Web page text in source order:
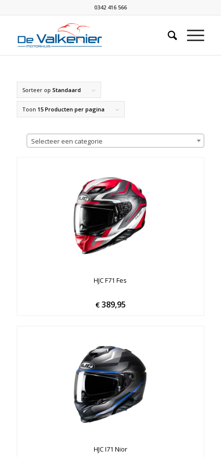
0342 416 566
Sorteer op Standaard
Toon 15 Producten per pagina
Selecteer een categorie
HJC F71 Fes
€389,95
HJC I71 Nior